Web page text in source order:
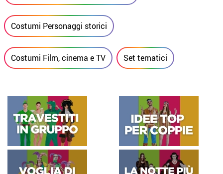
Costumi Personaggi storici
Costumi Film, cinema e TV Set tematici